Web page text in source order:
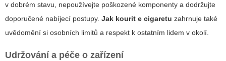
v dobrém stavu, nepoužívejte poškozené komponenty a dodržujte
doporučené nabíjecí postupy. Jak kourit e cigaretu zahrnuje také
uvědomění si osobních limitů a respekt k ostatním lidem v okolí.
Udržování a péče o zařízení